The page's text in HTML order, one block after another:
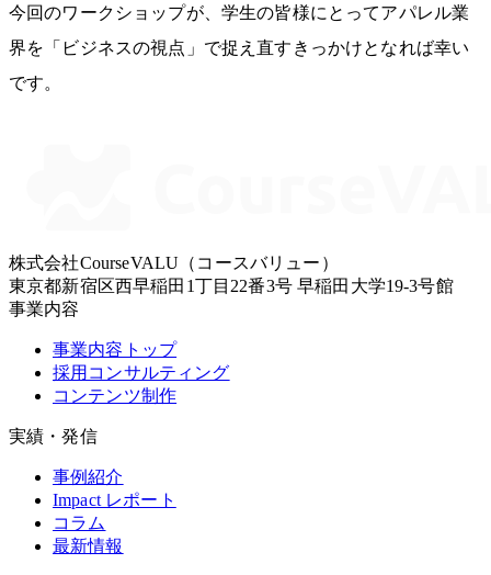
今回のワークショップが、学生の皆様にとってアパレル業
界を「ビジネスの視点」で捉え直すきっかけとなれば幸い
です。
株式会社CourseVALU（コースバリュー）
東京都新宿区西早稲田1丁目22番3号 早稲田大学19-3号館
事業内容
事業内容トップ
採用コンサルティング
コンテンツ制作
実績・発信
事例紹介
Impact レポート
コラム
最新情報